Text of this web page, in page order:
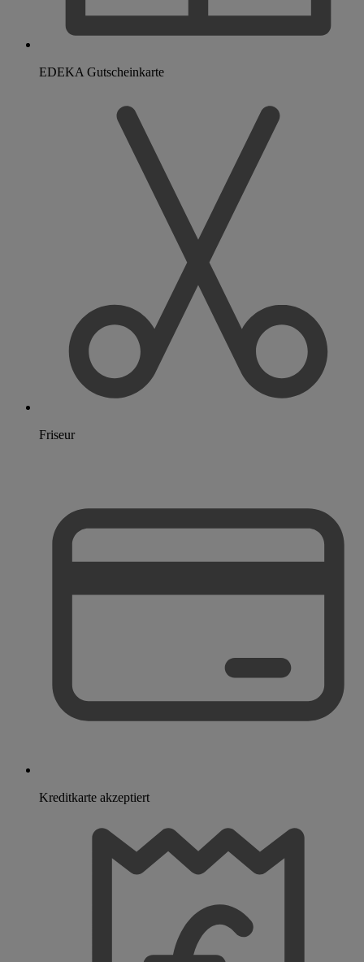
EDEKA Gutscheinkarte
Friseur
Kreditkarte akzeptiert